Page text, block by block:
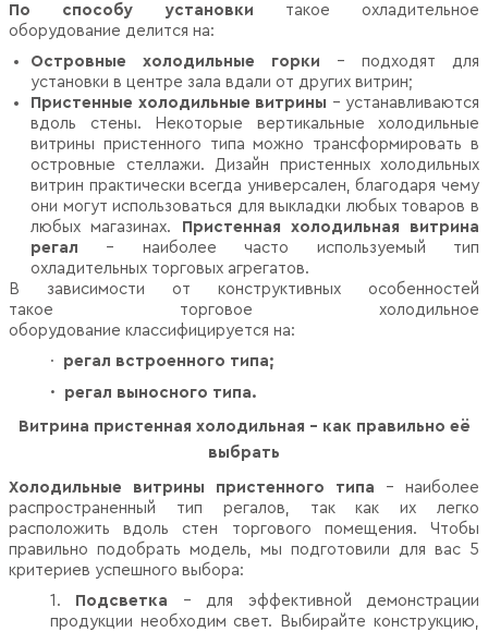
По способу установки такое охладительное
оборудование делится на:
Островные холодильные горки – подходят для
установки в центре зала вдали от других витрин;
Пристенные холодильные витрины – устанавливаются
вдоль стены. Некоторые вертикальные холодильные
витрины пристенного типа можно трансформировать в
островные стеллажи. Дизайн пристенных холодильных
витрин практически всегда универсален, благодаря чему
они могут использоваться для выкладки любых товаров в
любых магазинах.
Пристенная холодильная витрина
регал – наиболее часто используемый тип
охладительных торговых агрегатов.
В зависимости от конструктивных особенностей
такое торговое холодильное
оборудование классифицируется на:
·
регал встроенного типа;
·
регал выносного типа.
Витрина пристенная холодильная - как правильно её
выбрать
Холодильные витрины пристенного типа – наиболее
распространенный тип регалов, так как их легко
расположить вдоль стен торгового помещения. Чтобы
правильно подобрать модель, мы подготовили для вас 5
критериев успешного выбора:
1. Подсветка – для эффективной демонстрации
продукции необходим свет. Выбирайте конструкцию,